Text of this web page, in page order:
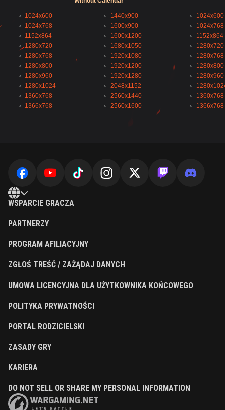
1024x600
1024x768
1152x864
1280x720
1280x768
1280x800
1280x960
1280x1024
1360x768
1366x768
1440x900
1600x900
1600x1200
1680x1050
1920x1080
1920x1200
1920x1280
2048x1152
2560x1440
2560x1600
1024x600
1024x768
1152x864
1280x720
1280x768
1280x800
1280x960
1360x768
1366x768
WSPARCIE GRACZA
PARTNERZY
PROGRAM AFILIACYJNY
ZGŁOŚ TREŚĆ / ZAŻĄDAJ DANYCH
UMOWA LICENCYJNA DLA UŻYTKOWNIKA KOŃCOWEGO
POLITYKA PRYWATNOŚCI
PORTAL RODZICIELSKI
ZASADY GRY
KARIERA
DO NOT SELL OR SHARE MY PERSONAL INFORMATION